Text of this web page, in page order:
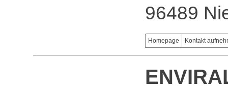
96489
Homepage Kontakt